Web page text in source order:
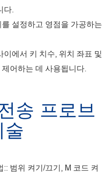
다.
설정하고 영점을 가공하는
에서 키 치수, 위치 좌표 및
어하는 데 사용됩니다.
송 프로브
술
범위 켜기/끄기, M 코드 켜